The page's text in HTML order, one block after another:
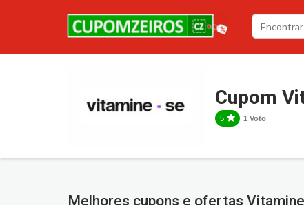
Cupom
5 1 Voto
Melhores cupons e ofertas